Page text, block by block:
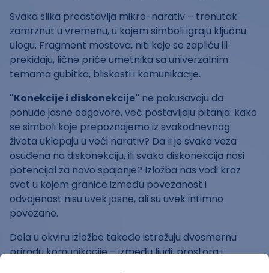
Svaka slika predstavlja mikro-narativ – trenutak
zamrznut u vremenu, u kojem simboli igraju ključnu
ulogu. Fragment mostova, niti koje se zapliću ili
prekidaju, lične priče umetnika sa univerzalnim
temama gubitka, bliskosti i komunikacije.
"Konekcije i diskonekcije" ne pokušavaju da
ponude jasne odgovore, već postavljaju pitanja: kako
se simboli koje prepoznajemo iz svakodnevnog
života uklapaju u veći narativ? Da li je svaka veza
osuđena na diskonekciju, ili svaka diskonekcija nosi
potencijal za novo spajanje? Izložba nas vodi kroz
svet u kojem granice između povezanost i
odvojenost nisu uvek jasne, ali su uvek intimno
povezane.
Dela u okviru izložbe takođe istražuju dvosmernu
prirodu komunikacije – između ljudi, prostora i